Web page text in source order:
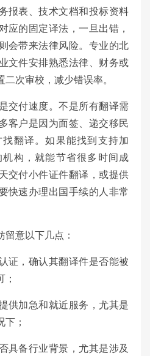
报表、技术文档和投标资料
应的固定译法，一旦出错，
会带来法律风险。专业的北
文件安排熟悉法律、财务或
次审校，减少错误率。
付速度。不是所有翻译需
客户是因为面签、递交移民
翻译。如果能找到支持加
构，就能节省很多时间成
交付小件证件翻译，或提供
快速办理出国手续的人非常
意以下几点：
，确认其翻译件是否能被
加急和就近服务，尤其是
；
备行业背景，尤其是涉及